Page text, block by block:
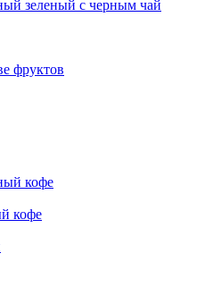
зеленый с черным чай
фруктов
кофе
кофе